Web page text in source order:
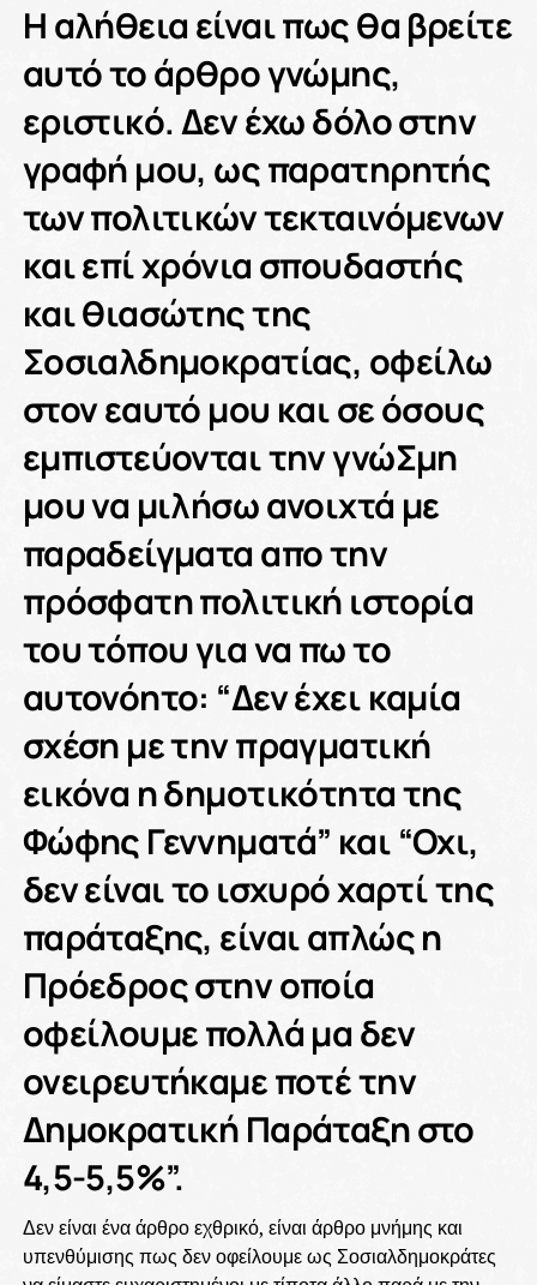
H αλήθεια είναι πως θα βρείτε
αυτό το άρθρο γνώμης,
εριστικό. Δεν έχω δόλο στην
γραφή μου, ως παρατηρητής
των πολιτικών τεκταινόμενων
και επί χρόνια σπουδαστής
και θιασώτης της
Σοσιαλδημοκρατίας, οφείλω
στον εαυτό μου και σε όσους
εμπιστεύονται την γνώΣμη
μου να μιλήσω ανοιχτά με
παραδείγματα απο την
πρόσφατη πολιτική ιστορία
του τόπου για να πω το
αυτονόητο: “Δεν έχει καμία
σχέση με την πραγματική
εικόνα η δημοτικότητα της
Φώφης Γεννηματά” και “Οχι,
δεν είναι το ισχυρό χαρτί της
παράταξης, είναι απλώς η
Πρόεδρος στην οποία
οφείλουμε πολλά μα δεν
ονειρευτήκαμε ποτέ την
Δημοκρατική Παράταξη στο
4,5-5,5%”.
Δεν είναι ένα άρθρο εχθρικό, είναι άρθρο μνήμης και
υπενθύμισης πως δεν οφείλουμε ως Σοσιαλδημοκράτες